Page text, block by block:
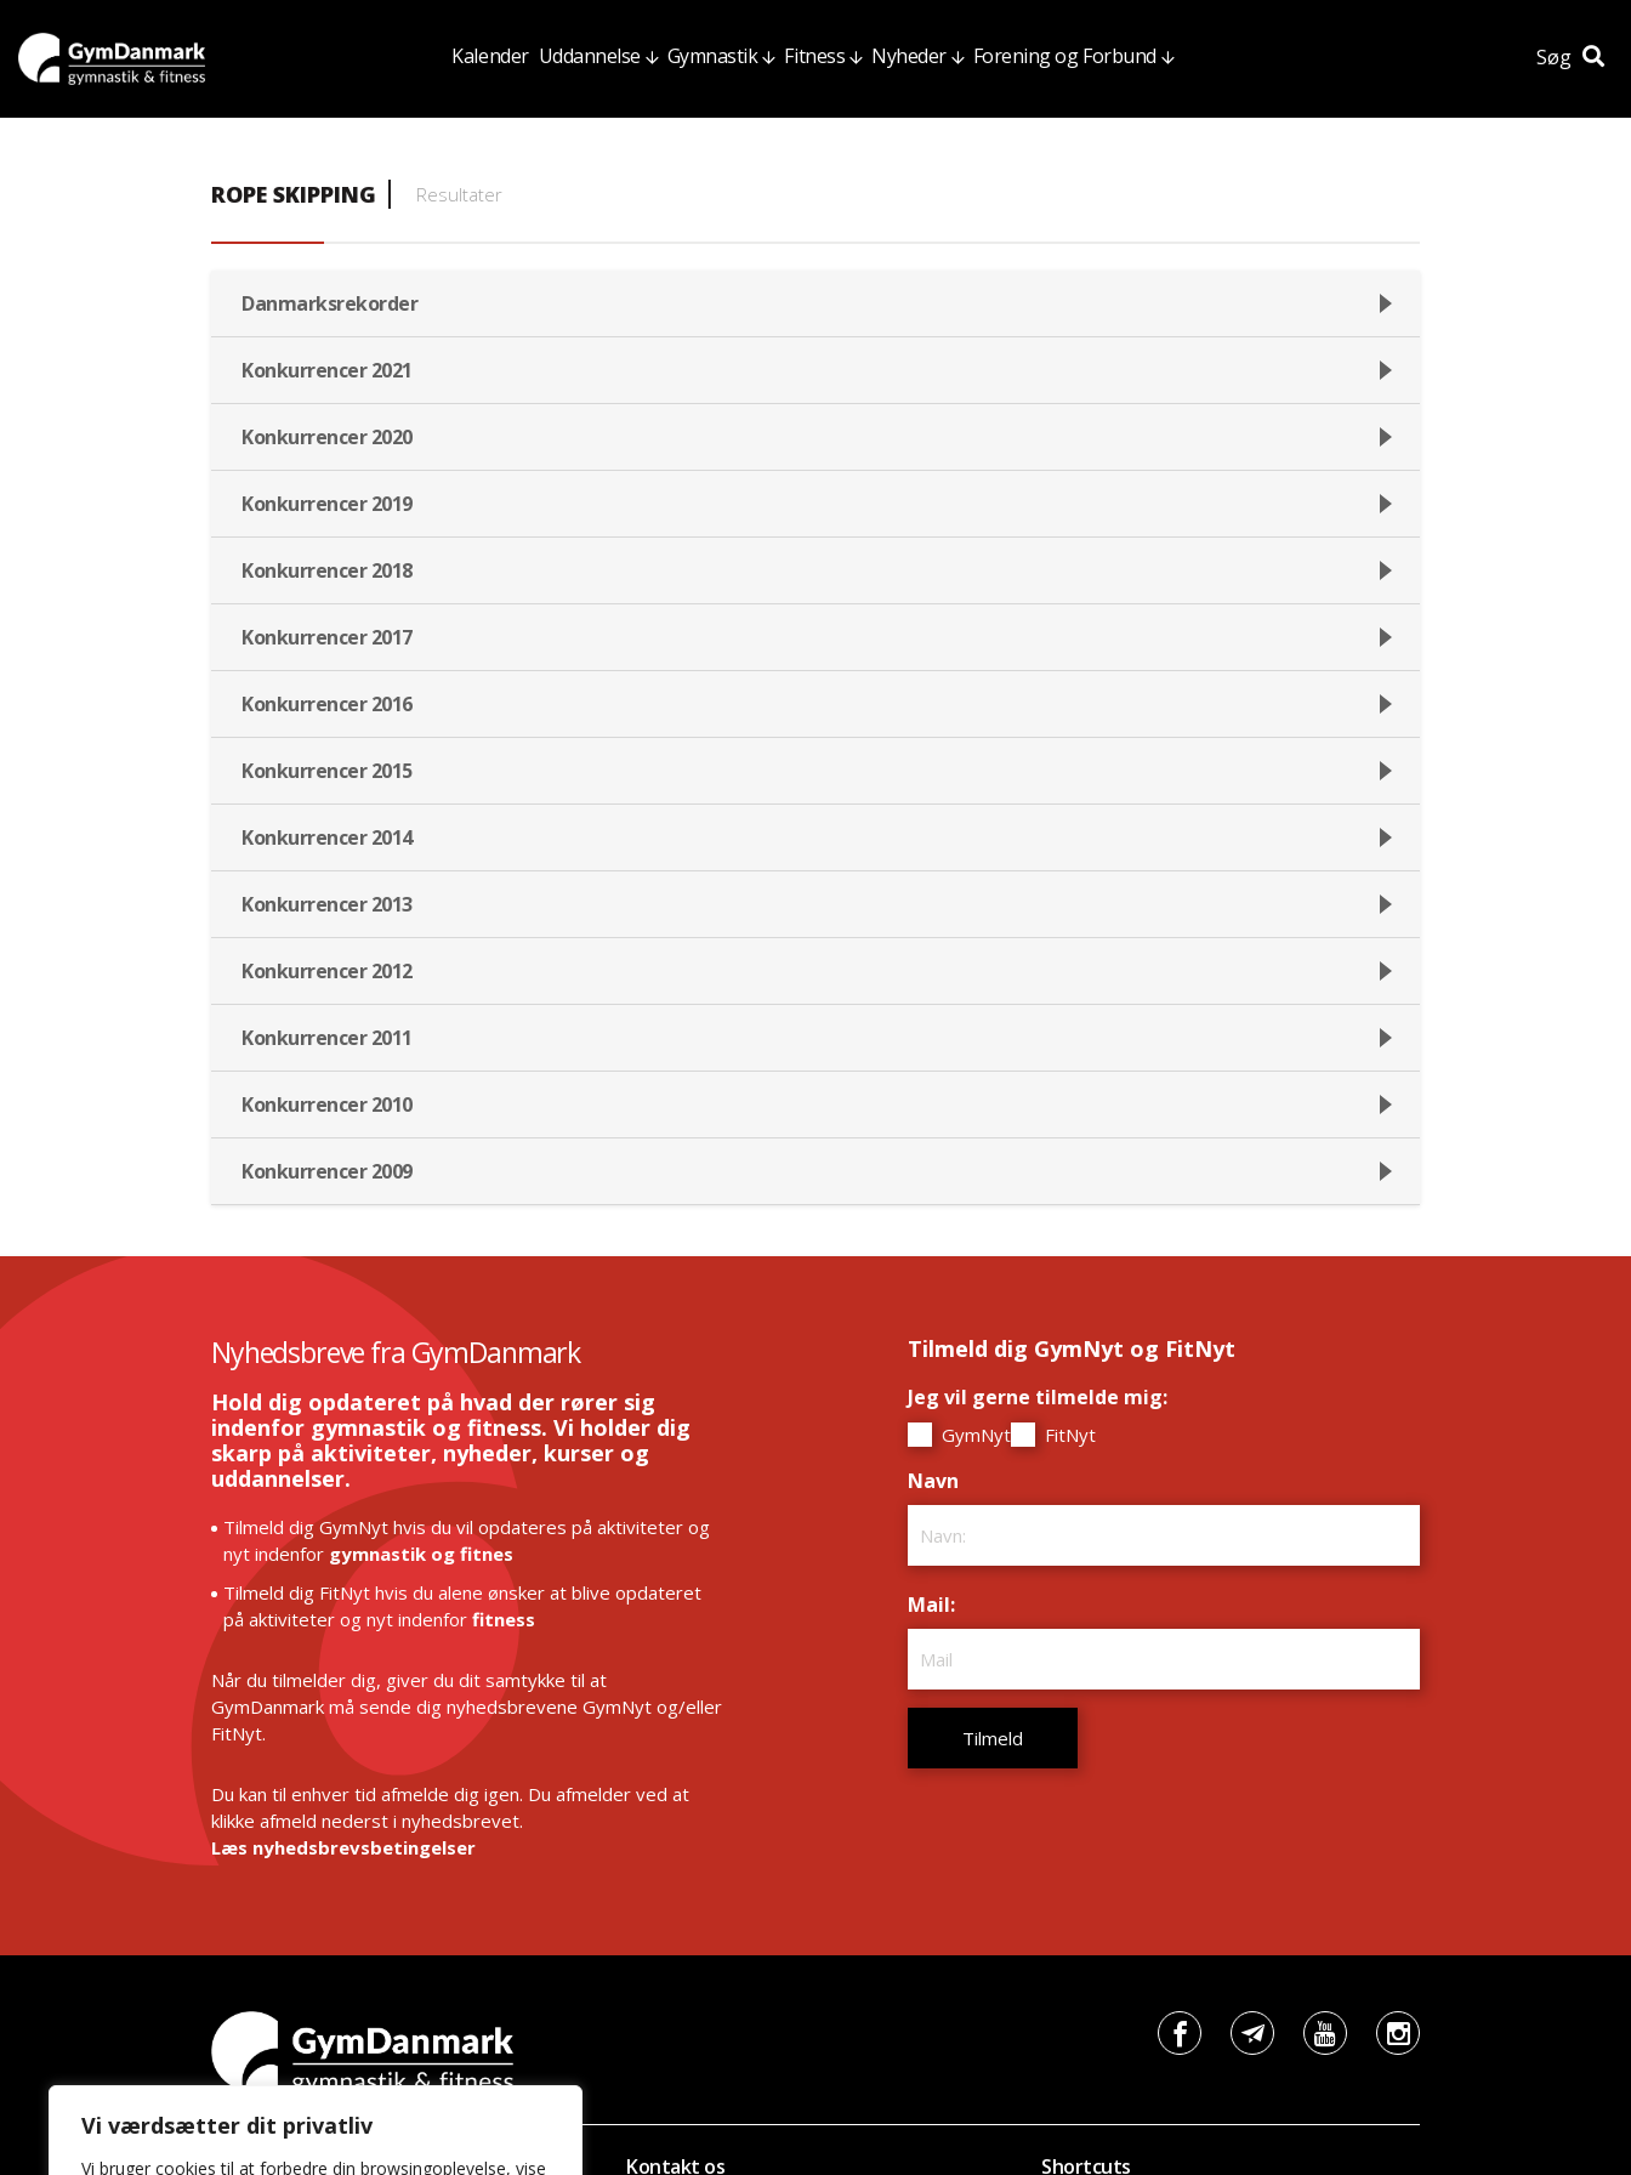
Vi værdsætter dit privatliv
Vi bruger cookies til at forbedre din browsingoplevelse, vise
Kalender Uddannelse Gymnastik Fitness Nyheder Forening og Forbund Søg
ROPE SKIPPING Resultater
Danmarksrekorder
Konkurrencer 2021
Konkurrencer 2020
Konkurrencer 2019
Konkurrencer 2018
Konkurrencer 2017
Konkurrencer 2016
Konkurrencer 2015
Konkurrencer 2014
Konkurrencer 2013
Konkurrencer 2012
Konkurrencer 2011
Konkurrencer 2010
Konkurrencer 2009
Nyhedsbreve fra GymDanmark
Hold dig opdateret på hvad der rører sig
indenfor gymnastik og fitness. Vi holder dig
skarp på aktiviteter, nyheder, kurser og
uddannelser.
Tilmeld dig GymNyt hvis du vil opdateres på aktiviteter og
nyt indenfor gymnastik og fitnes
Tilmeld dig FitNyt hvis du alene ønsker at blive opdateret
på aktiviteter og nyt indenfor fitness
Når du tilmelder dig, giver du dit samtykke til at
GymDanmark må sende dig nyhedsbrevene GymNyt og/eller
FitNyt.
Du kan til enhver tid afmelde dig igen. Du afmelder ved at
klikke afmeld nederst i nyhedsbrevet.
Læs nyhedsbrevsbetingelser
Tilmeld dig GymNyt og FitNyt
Jeg vil gerne tilmelde mig:
GymNyt FitNyt
Navn
Mail:
GymDanmark Kontakt os Shortcuts